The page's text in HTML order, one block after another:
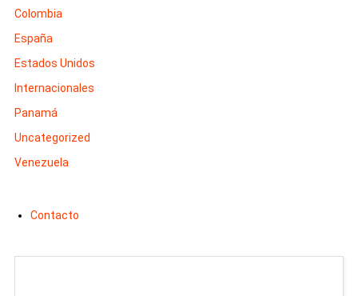
Colombia
España
Estados Unidos
Internacionales
Panamá
Uncategorized
Venezuela
Contacto